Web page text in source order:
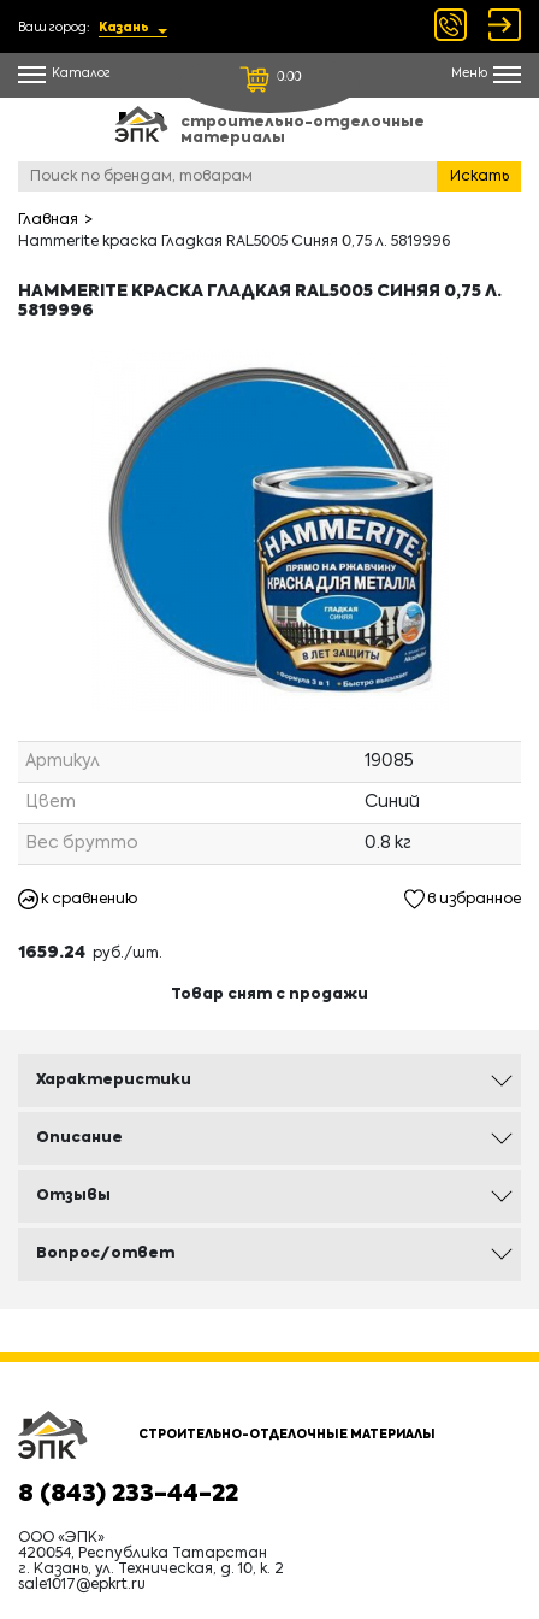
Ваш город: Казань
Каталог 0.00 Меню
строительно-отделочные
материалы
Искать
Главная
Hammerite краска Гладкая RAL5005 Синяя 0,75 л. 5819996
HAMMERITE КРАСКА ГЛАДКАЯ RAL5005 СИНЯЯ 0,75 Л.
5819996
Артикул 19085
Цвет Синий
Вес брутто 0.8 кг
к сравнению в избранное
1659.24 руб./шт.
Товар снят с продажи
Характеристики
Описание
Отзывы
Вопрос/ответ
СТРОИТЕЛЬНО-ОТДЕЛОЧНЫЕ МАТЕРИАЛЫ
8 (843) 233-44-22
ООО «ЭПК»
420054, Республика Татарстан
г. Казань, ул. Техническая, д. 10, к. 2
sale1017@epkrt.ru